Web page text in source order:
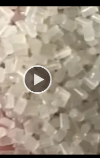
碳纖維復合材料
綠色成型方案
再生料加工
單一材料
PVC
PP